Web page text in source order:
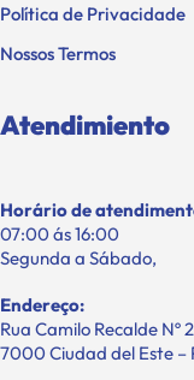
Política de Privacidade
Nossos Termos
Atendimiento
Horário de
07:00 ás 16:00
Segunda a Sábado,
Endereço:
Rua Camilo Recalde Nº
7000 Ciudad del Este –